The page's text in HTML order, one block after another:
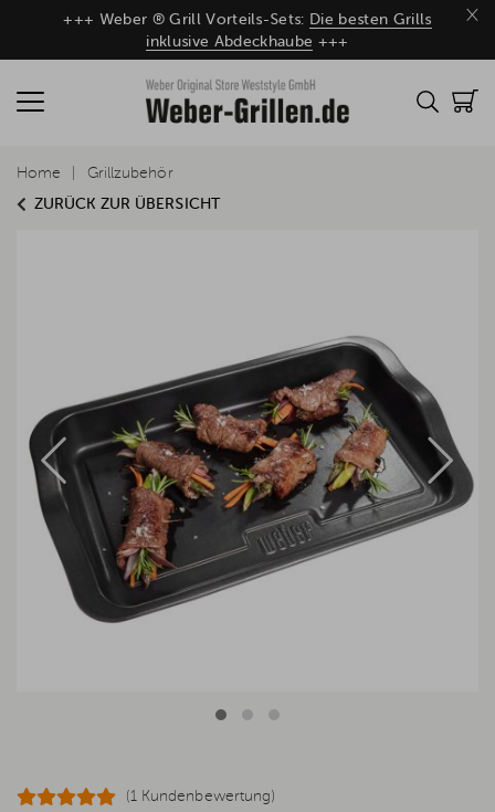
×
+++ Weber ® Grill Vorteils-Sets: Die besten Grills
inklusive Abdeckhaube +++
ZURÜCK ZUR ÜBERSICHT
Home Grillzubehör
(1 Kundenbewertung)